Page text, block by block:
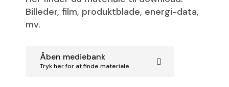
Billeder, film, produktblade, energi-data,
mv.
Åben mediebank
Tryk her for at finde materiale